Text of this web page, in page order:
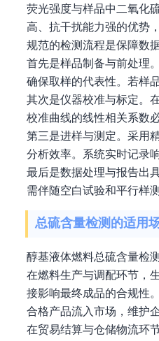
荧光强度与样品中二氧化
高、抗干扰能力强的优势
规范的检测流程是保障数
首先是样品制备与前处理
确保取样的代表性。若样
其次是仪器校准与标定。
校准曲线的线性相关系数
第三是进样与测定。采用
分析效率。系统实时记录
最后是数据处理与报告出
需伴随空白试验和平行样
总硫含量检测的适用
醇基液体燃料总硫含量检
在燃料生产与调配环节，
接影响最终成品的合规性
合格产品流入市场，维护
在贸易结算与仓储物流环